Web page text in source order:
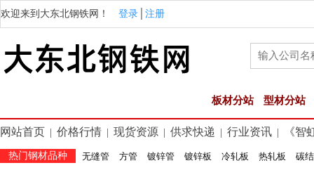
欢迎来到大东北钢铁网！ 登录 注册
板材分站 型材分站
网站首页 价格行情 现货资源 供求快递 行业资讯 《智
热门钢材品种 无缝管 方管 镀锌管 镀锌板 冷轧板 热轧板 碳